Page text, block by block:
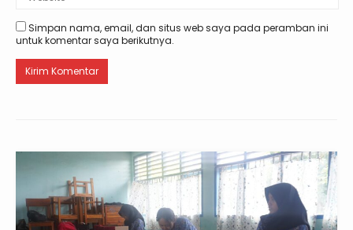
Simpan nama, email, dan situs web saya pada peramban ini
untuk komentar saya berikutnya.